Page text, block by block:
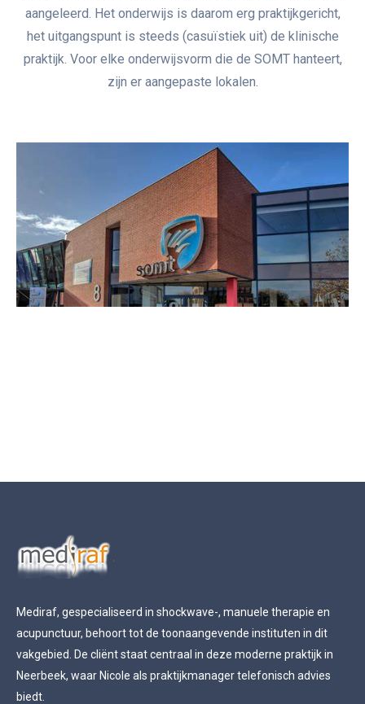
aangeleerd. Het onderwijs is daarom erg praktijkgericht,
het uitgangspunt is steeds (casuïstiek uit) de klinische
praktijk. Voor elke onderwijsvorm die de SOMT hanteert,
zijn er aangepaste lokalen.
Mediraf, gespecialiseerd in shockwave-, manuele therapie en
acupunctuur, behoort tot de toonaangevende instituten in dit
vakgebied. De cliënt staat centraal in deze moderne praktijk in
Neerbeek, waar Nicole als praktijkmanager telefonisch advies
biedt.